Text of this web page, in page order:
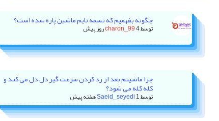
چگونه بفهمیم که تسمه تایم ماشین پاره شده است؟
توسط charon_994 روز پیش
چرا ماشینم بعد از رد کردن سرعت گیر دل دل می کند و
کله کله می شود؟
توسط Saeid_seyedi1 هفته پیش